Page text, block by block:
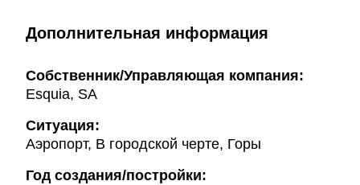
Дополнительная информация
Собственник/Управляющая компания:
Esquia, SA
Ситуация:
Аэропорт, В городской черте, Горы
Год создания/постройки: